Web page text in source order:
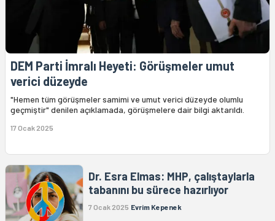
DEM Parti İmralı Heyeti: Görüşmeler umut
verici düzeyde
"Hemen tüm görüşmeler samimi ve umut verici düzeyde olumlu
geçmiştir" denilen açıklamada, görüşmelere dair bilgi aktarıldı.
17 Ocak 2025
Dr. Esra Elmas: MHP, çalıştaylarla
tabanını bu sürece hazırlıyor
7 Ocak 2025 Evrim Kepenek